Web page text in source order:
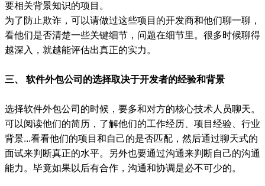
要相关背景知识的项目。
为了防止欺诈，可以请做过这些项目的开发商和他们聊一聊，
看他们是否清楚一些关键细节，问题在细节里。很多时候聊得
越深入，就越能评估出真正的实力。
三、 软件外包公司的选择取决于开发者的经验和背景
选择软件外包公司的时候，要多和对方的核心技术人员聊天。
可以阅读他们的简历，了解他们的工作经历、项目经验、行业
背景...看看他们的项目和自己的是否匹配，然后通过聊天式的
面试来判断真正的水平。另外也要通过沟通来判断自己的沟通
能力。毕竟如果以后有合作，沟通和协调是必不可少的。